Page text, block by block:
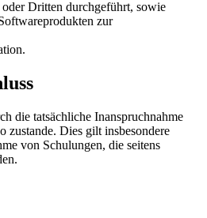
Dritten durchgeführt, sowie
zur
die tatsächliche Inanspruchnahme
zustande. Dies gilt insbesondere
von Schulungen, die seitens